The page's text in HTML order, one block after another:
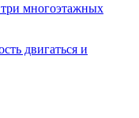
многоэтажных
двигаться и